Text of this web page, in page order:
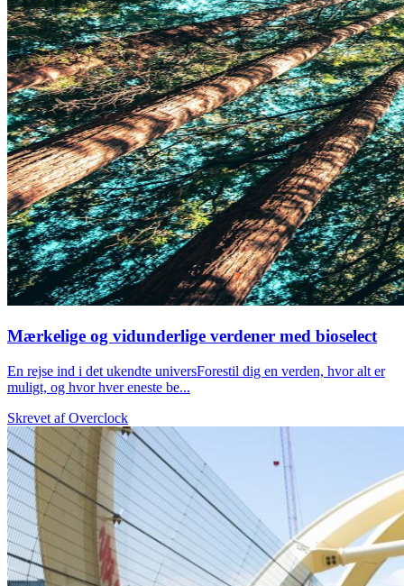
Mærkelige og vidunderlige verdener med bioselect
En rejse ind i det ukendte universForestil dig en verden, hvor alt er
muligt, og hvor hver eneste be...
Skrevet afOverclock